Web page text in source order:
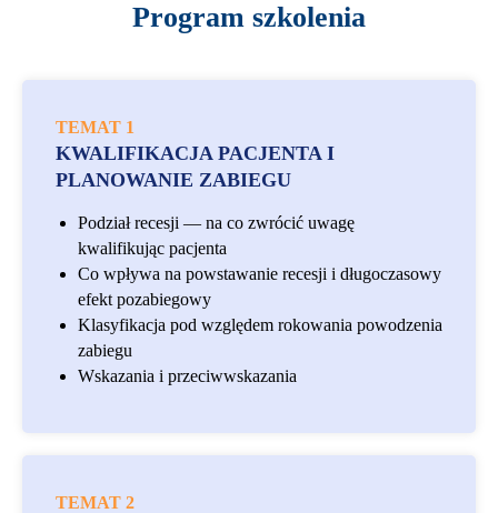
Program szkolenia
TEMAT 1
KWALIFIKACJA PACJENTA I
PLANOWANIE ZABIEGU
Podział recesji — na co zwrócić uwagę
kwalifikując pacjenta
Co wpływa na powstawanie recesji i długoczasowy
efekt pozabiegowy
Klasyfikacja pod względem rokowania powodzenia
zabiegu
Wskazania i przeciwwskazania
TEMAT 2